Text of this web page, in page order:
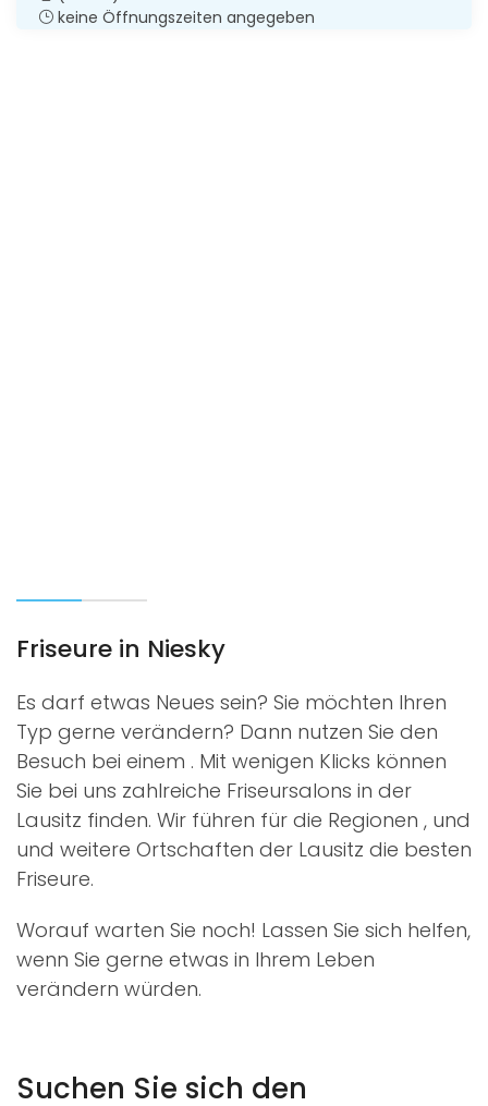
keine Öffnungszeiten angegeben
Friseure in Niesky
Es darf etwas Neues sein? Sie möchten Ihren
Typ gerne verändern? Dann nutzen Sie den
Besuch bei einem . Mit wenigen Klicks können
Sie bei uns zahlreiche Friseursalons in der
Lausitz finden. Wir führen für die Regionen , und
und weitere Ortschaften der Lausitz die besten
Friseure.
Worauf warten Sie noch! Lassen Sie sich helfen,
wenn Sie gerne etwas in Ihrem Leben
verändern würden.
Suchen Sie sich den